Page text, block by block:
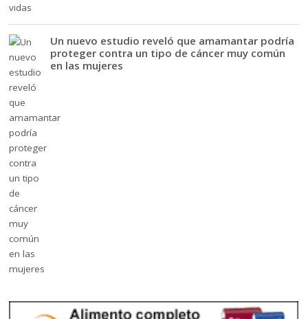
Un nuevo estudio reveló que amamantar podría
proteger contra un tipo de cáncer muy común
en las mujeres